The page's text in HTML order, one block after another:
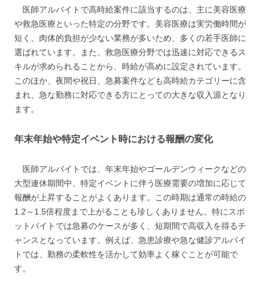
医師アルバイトで高時給案件に該当するのは、主に美容医療
や救急医療といった特定の分野です。美容医療は実労働時間が
短く、肉体的負担が少ない業務が多いため、多くの若手医師に
選ばれています。また、救急医療分野では迅速に対応できるス
キルが求められることから、時給が高めに設定されています。
このほか、夜間や祝日、急募案件なども高時給カテゴリーに含
まれ、急な勤務に対応できる方にとっての大きな収入源となり
ます。
年末年始や特定イベント時における報酬の変化
医師アルバイトでは、年末年始やゴールデンウィークなどの
大型連休期間中、特定イベントに伴う医療需要の増加に応じて
報酬が上昇することがよくあります。この時期は通常の時給の
1.2～1.5倍程度まで上がることも珍しくありません。特にスポ
ットバイトでは急募のケースが多く、短期間で高収入を得るチ
ャンスとなっています。例えば、急患診療や急な健診アルバイ
トでは、勤務の柔軟性を活かして効率よく稼ぐことが可能で
す。